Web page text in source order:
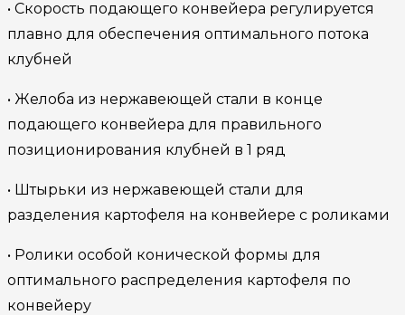
• Скорость подающего конвейера регулируется
плавно для обеспечения оптимального потока
клубней
• Желоба из нержавеющей стали в конце
подающего конвейера для правильного
позиционирования клубней в 1 ряд
• Штырьки из нержавеющей стали для
разделения картофеля на конвейере с роликами
• Ролики особой конической формы для
оптимального распределения картофеля по
конвейеру